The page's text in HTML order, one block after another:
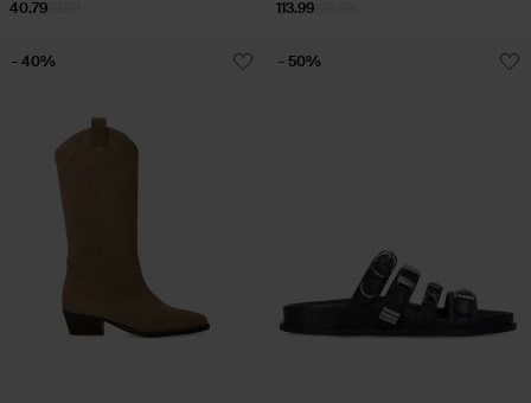
40.79 113.99
- 40% - 50%